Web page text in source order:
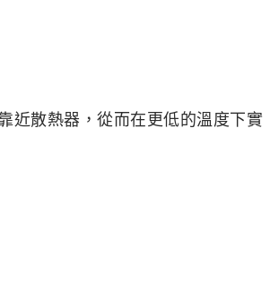
近散熱器，從而在更低的溫度下實